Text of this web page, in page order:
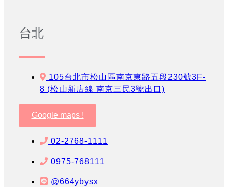
台北
105台北市松山區南京東路五段230號3F-
8 (松山新店線 南京三民3號出口)
Google maps !
02-2768-1111
0975-768111
@664ybysx